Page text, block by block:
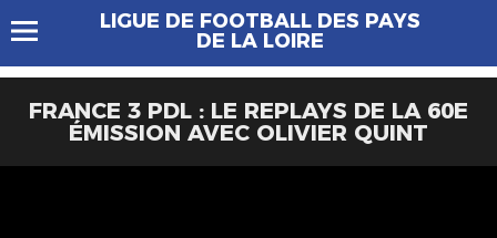
LIGUE DE FOOTBALL DES PAYS
DE LA LOIRE
FRANCE 3 PDL : LE REPLAYS DE LA 60E
ÉMISSION AVEC OLIVIER QUINT